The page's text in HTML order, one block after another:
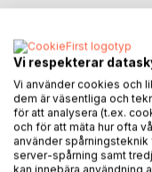
focus on
broken heart.
Then three
everything changes.
Time freezes.
Lyra meets Lucien
Vi respekterar
Vi använder cookies och
dem är väsentliga och
för att analysera (t.ex.
och för att mäta hur ofta
använder
server-spårning samt
kan innebära användning